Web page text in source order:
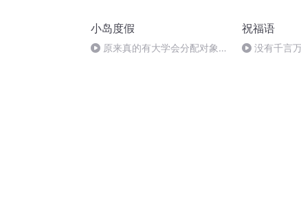
小岛度假
原来真的有大学会分配对象
祝福语
没有千言